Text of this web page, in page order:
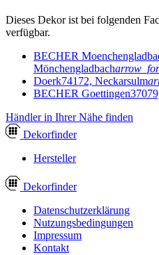
Dieses Dekor ist bei folgenden
verfügbar.
BECHER
Mönchengladbach
Doerk74172, Neckarsulm
BECHER Goettingen
Händler in Ihrer Nähe finden
Dekorfinder
Hersteller
Dekorfinder
Datenschutzerklärung
Nutzungsbedingungen
Impressum
Kontakt